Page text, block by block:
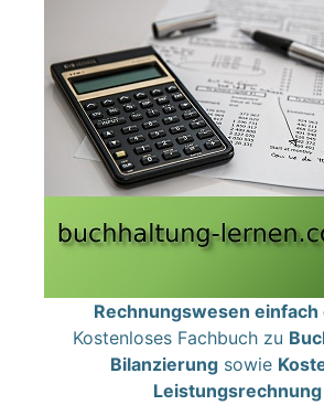
Rechnungswesen
Kostenloses Fachbuch zu
Bilanzierung sowie
Leistungsrechnung